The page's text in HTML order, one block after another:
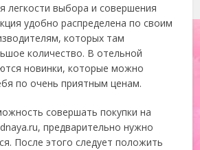
легкости выбора и совершения
удобно распределена по своим
которых там
количество. В отельной
новинки, которые можно
по очень приятным ценам.
совершать покупки на
предварительно нужно
После этого следует положить